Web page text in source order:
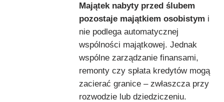
Majątek nabyty przed ślubem
pozostaje majątkiem osobistym i
nie podlega automatycznej
wspólności majątkowej. Jednak
wspólne zarządzanie finansami,
remonty czy spłata kredytów mogą
zacierać granice – zwłaszcza przy
rozwodzie lub dziedziczeniu.